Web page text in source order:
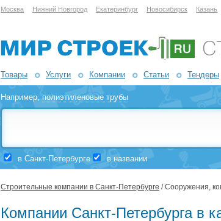
Москва Нижний Новгород Екатеринбург Новосибирск Казань
Товары Услуги Компании Статьи Тендеры
Например,полиэтиленовые трубы
в Санкт-Петербурге в названии
Строительные компании в Санкт-Петербурге / Сооружения,
Компании Санкт-Петербурга в